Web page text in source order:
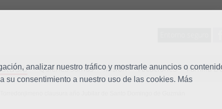
analizar nuestro tráfico y mostrarle anuncios o
su consentimiento a nuestro uso de las cookies. Más
Quiénes somos Misión Vocaciones Familia
clausura año Jubilar de Santo Domingo de Guzmán